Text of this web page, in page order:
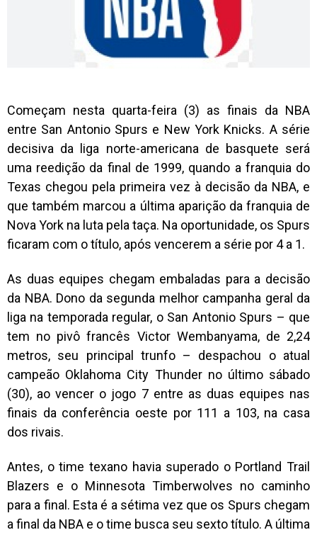
Começam nesta quarta-feira (3) as finais da NBA
entre San Antonio Spurs e New York Knicks. A série
decisiva da liga norte-americana de basquete será
uma reedição da final de 1999, quando a franquia do
Texas chegou pela primeira vez à decisão da NBA, e
que também marcou a última aparição da franquia de
Nova York na luta pela taça. Na oportunidade, os Spurs
ficaram com o título, após vencerem a série por 4 a 1.
As duas equipes chegam embaladas para a decisão
da NBA. Dono da segunda melhor campanha geral da
liga na temporada regular, o San Antonio Spurs – que
tem no pivô francês Victor Wembanyama, de 2,24
metros, seu principal trunfo – despachou o atual
campeão Oklahoma City Thunder no último sábado
(30), ao vencer o jogo 7 entre as duas equipes nas
finais da conferência oeste por 111 a 103, na casa
dos rivais.
Antes, o time texano havia superado o Portland Trail
Blazers e o Minnesota Timberwolves no caminho
para a final. Esta é a sétima vez que os Spurs chegam
a final da NBA e o time busca seu sexto título. A última